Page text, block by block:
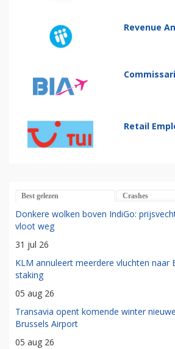
Revenue
Retail
Best gelezen Crashes
Donkere wolken boven IndiGo:
vloot weg
31 jul 26
KLM annuleert meerdere vluchten naar
staking
05 aug 26
Transavia opent komende winter
Brussels Airport
05 aug 26